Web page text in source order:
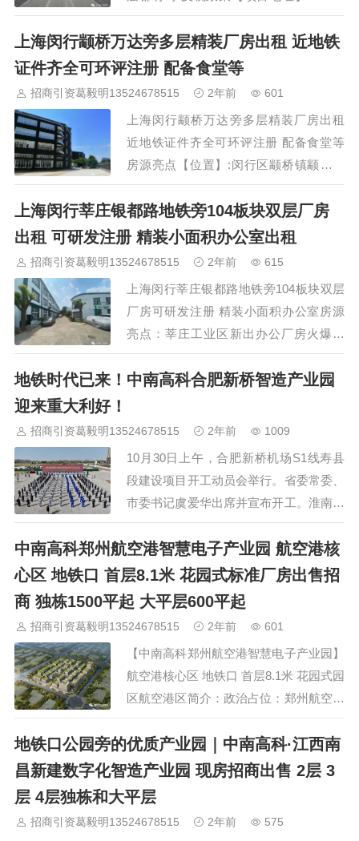
交大旁剑川路 【面积】:独栋双层厂房，
共30栋，面积大小都有 【层高】：一楼
6.5米，二楼5.5米 【租金】：1.6～2元/
平/天（可谈） 【物业】:5元/平/月 【配
坪&…
上海闵行颛桥万达旁多层精装厂房出租 近地铁
证件齐全可环评注册 配备食堂等
招商引资葛毅明13524678515 2年前 601
上海闵行颛桥万达旁多层精装厂房出租
近地铁证件齐全可环评注册 配备食堂等
房源亮点【位置】:闵行区颛桥镇颛兴东
路与都市路（颛桥万达旁）【优势】:闹
中取静，全景观露台，周边豪宅密集，商
业繁荣。距离万达广场200米，龙盛商
业，宝宴酒店等。奔驰，奥迪，宝马等
区密集。【业态】:商务办公，教育培
训，研发，高薪技术，智能科技，自媒
体，设计类，生物医药，网红孵化基地，
上海闵行莘庄银都路地铁旁104板块双层厂房
出租 可研发注册 精装小面积办公室出租
招商引资葛毅明13524678515 2年前 615
上海闵行莘庄银都路地铁旁104板块双层
厂房可研发注册 精装小面积办公室房源
亮点：莘庄工业区新出办公厂房火爆招
商。离5号线银都路地铁站仅1公里，离嘉
闵高架银都路口仅500米【项目地址】银
体量8000平，共3栋，1号楼3层，每层
栋，独栋面积800平，3号楼为两层小独
栋，独栋面积680平。【招商业态】总部
办公，展示展厅，广告创意办…
地铁时代已来！中南高科合肥新桥智造产业园
迎来重大利好！
招商引资葛毅明13524678515 2年前 1009
10月30日上午，合肥新桥机场S1线寿县
段建设项目开工动员会举行。省委常委、
市委书记虞爱华出席并宣布开工。淮南市
委书记任泽锋，合肥市副市长朱胜利出席
并讲话。省交通运输厅一级巡视员江宗
法，安徽民航机场集团党委书记、董事
长、总经理周晞桥，中铁二十四局集团总
林、张劲松，蜀山区、经开区、寿县和两
市相关部门负责人等出席。淮南市委副书
记、…
中南高科郑州航空港智慧电子产业园 航空港核
心区 地铁口 首层8.1米 花园式标准厂房出售招
商 独栋1500平起 大平层600平起
招商引资葛毅明13524678515 2年前 601
【中南高科郑州航空港智慧电子产业园】
航空港核心区 地铁口 首层8.1米 花园式园
区航空港区简介：政治占位：郑州航空港
经济综合实验区国家级战略，一带一路重
要节点城市，一主一城，郑州重点发展方
向，河南省省政府副省长孙守刚书记兼任
郑州航空港经济综合实验区党工委书记，
地铁口公园旁的优质产业园｜中南高科·江西南
昌新建数字化智造产业园 现房招商出售 2层 3
层 4层独栋和大平层
招商引资葛毅明13524678515 2年前 575